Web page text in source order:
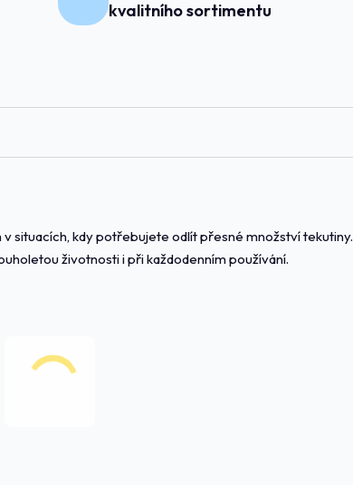
kvalitního sortimentu
situacích, kdy potřebujete odlít přesné množství tekutiny.
životnosti i při každodenním používání.